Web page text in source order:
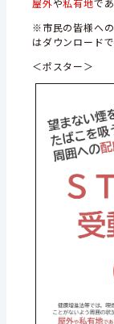
※市民の皆様へ
はダウンロード
＜ポスター＞